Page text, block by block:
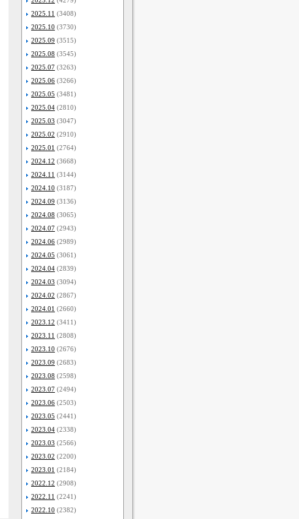
2025.11 (3408)
2025.10 (3730)
2025.09 (3515)
2025.08 (3545)
2025.07 (3263)
2025.06 (3266)
2025.05 (3481)
2025.04 (2810)
2025.03 (3047)
2025.02 (2910)
2025.01 (2764)
2024.12 (3668)
2024.11 (3144)
2024.10 (3187)
2024.09 (3136)
2024.08 (3065)
2024.07 (2943)
2024.06 (2989)
2024.05 (3061)
2024.04 (2839)
2024.03 (3094)
2024.02 (2867)
2024.01 (2660)
2023.12 (3411)
2023.11 (2808)
2023.10 (2676)
2023.09 (2683)
2023.08 (2598)
2023.07 (2494)
2023.06 (2503)
2023.05 (2441)
2023.04 (2338)
2023.03 (2566)
2023.02 (2200)
2023.01 (2184)
2022.12 (2908)
2022.11 (2241)
2022.10 (2382)